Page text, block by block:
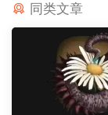
同类文章